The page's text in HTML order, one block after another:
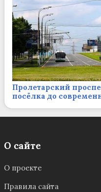
Пролетарский
посёлка до
О сайте
О проекте
Правила сайта